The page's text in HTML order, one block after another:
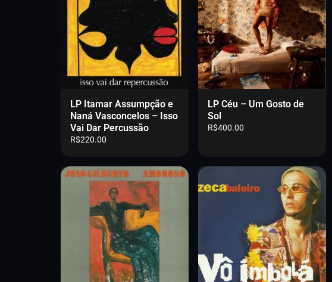
LP Itamar Assumpção e
Naná Vasconcelos – Isso
Vai Dar Percussão
R$220.00
LP Céu – Um Gosto de
Sol
R$400.00
i
n
a
i
n
a
i
n
a
i
n
a
i
n
a